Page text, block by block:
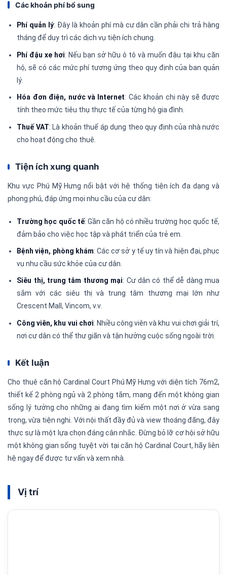
Các khoản phí bổ sung
Phí quản lý: Đây là khoản phí mà cư dân cần phải chi trả hàng
tháng để duy trì các dịch vụ tiện ích chung.
Phí đậu xe hơi: Nếu bạn sở hữu ô tô và muốn đậu tại khu căn
hộ, sẽ có các mức phí tương ứng theo quy định của ban quản
lý.
Hóa đơn điện, nước và Internet: Các khoản chi này sẽ được
tính theo mức tiêu thụ thực tế của từng hộ gia đình.
Thuế VAT: Là khoản thuế áp dụng theo quy định của nhà nước
cho hoạt động cho thuê.
Tiện ích xung quanh
Khu vực Phú Mỹ Hưng nổi bật với hệ thống tiện ích đa dạng và
phong phú, đáp ứng mọi nhu cầu của cư dân:
Trường học quốc tế: Gần căn hộ có nhiều trường học quốc tế,
đảm bảo cho việc học tập và phát triển của trẻ em.
Bệnh viện, phòng khám: Các cơ sở y tế uy tín và hiện đại, phục
vụ nhu cầu sức khỏe của cư dân.
Siêu thị, trung tâm thương mại: Cư dân có thể dễ dàng mua
sắm với các siêu thị và trung tâm thương mại lớn như
Crescent Mall, Vincom, v.v.
Công viên, khu vui chơi: Nhiều công viên và khu vui chơi giải trí,
nơi cư dân có thể thư giãn và tận hưởng cuộc sống ngoài trời.
Kết luận
Cho thuê căn hộ Cardinal Court Phú Mỹ Hưng với diện tích 76m2,
thiết kế 2 phòng ngủ và 2 phòng tắm, mang đến một không gian
sống lý tưởng cho những ai đang tìm kiếm một nơi ở vừa sang
trọng, vừa tiện nghi. Với nội thất đầy đủ và view thoáng đãng, đây
thực sự là một lựa chọn đáng cân nhắc. Đừng bỏ lỡ cơ hội sở hữu
một không gian sống tuyệt vời tại căn hộ Cardinal Court, hãy liên
hệ ngay để được tư vấn và xem nhà.
Vị trí